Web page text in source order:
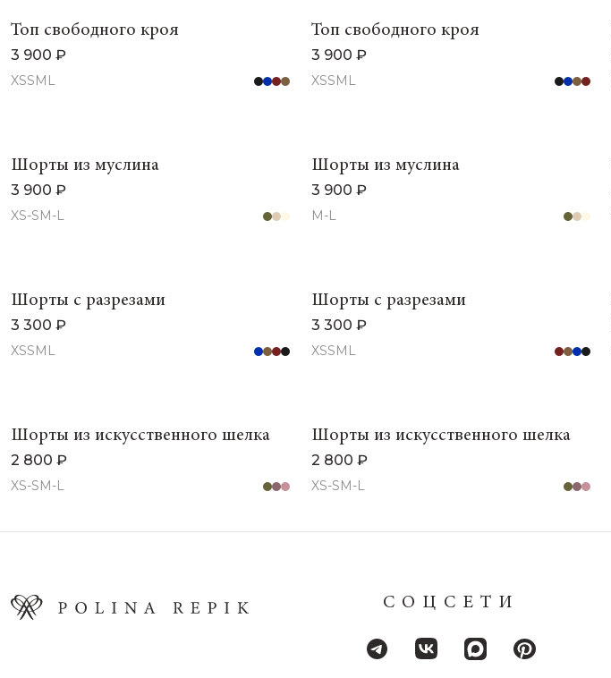
Топ свободного кроя
3 900 ₽
XSSM L
Топ свободного кроя
3 900 ₽
XSSM L
Шорты из муслина
3 900 ₽
XS-SM-L
Шорты из муслина
3 900 ₽
M-L
Шорты с разрезами
3 300 ₽
XSSM L
Шорты с разрезами
3 300 ₽
XSSM L
Шорты из искусственного шелка
2 800 ₽
XS-SM-L
Шорты из искусственного шелка
2 800 ₽
XS-SM-L
СОЦСЕТИ